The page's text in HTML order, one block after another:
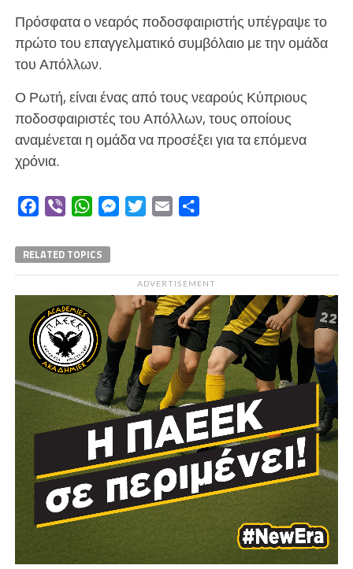
Πρόσφατα ο νεαρός ποδοσφαιριστής υπέγραψε το
πρώτο του επαγγελματικό συμβόλαιο με την ομάδα
του Απόλλων.
Ο Ρωτή, είναι ένας από τους νεαρούς Κύπριους
ποδοσφαιριστές του Απόλλων, τους οποίους
αναμένεται η ομάδα να προσέξει για τα επόμενα
χρόνια.
Facebook
Viber WhatsAppMessengerTwitterEmail
RELATED TOPICS
ADVERTISEMENT